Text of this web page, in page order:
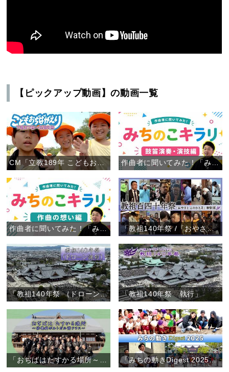
【ピックアップ動画】の動画一覧
CM「立教189年 こどもおぢばがえり」 作曲者に聞いてみた！「みちのこキラリ」鼓笛演奏・演技編
作曲者に聞いてみた！「みちのこキラリ」作曲の想い編 「教祖140年祭 /『おやさと このひと月』特別版」
「教祖140年祭 （ドローン撮影）」 「教祖140年祭 執行」
「みちの動きDigest 2025」（2025年1月～12月）